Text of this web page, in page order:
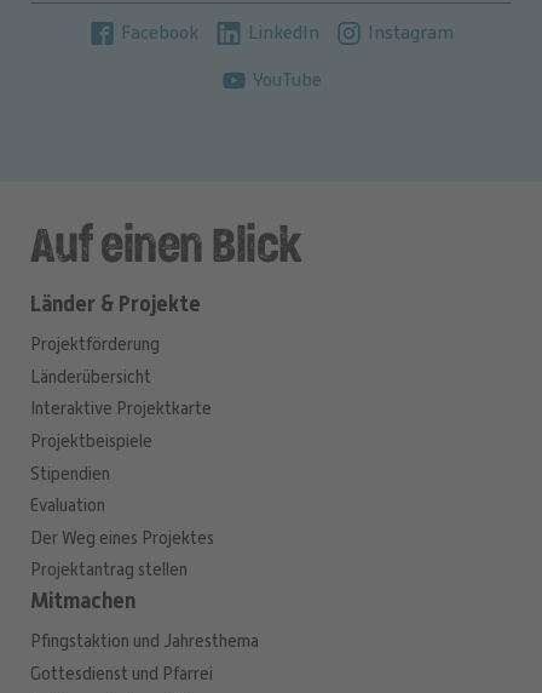
Facebook LinkedIn Instagram
YouTube
Auf einen Blick
Länder & Projekte
Projektförderung
Länderübersicht
Interaktive Projektkarte
Projektbeispiele
Stipendien
Evaluation
Der Weg eines Projektes
Projektantrag stellen
Mitmachen
Pfingstaktion und Jahresthema
Gottesdienst und Pfarrei